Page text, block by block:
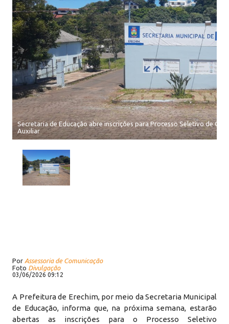
Secretaria de Educação abre inscrições para Processo Seletivo de
Auxiliar
Por Assessoria de Comunicação
Foto Divulgação
03/06/2026 09:12
A Prefeitura de Erechim, por meio da Secretaria Municipal
de Educação, informa que, na próxima semana, estarão
abertas as inscrições para o Processo Seletivo